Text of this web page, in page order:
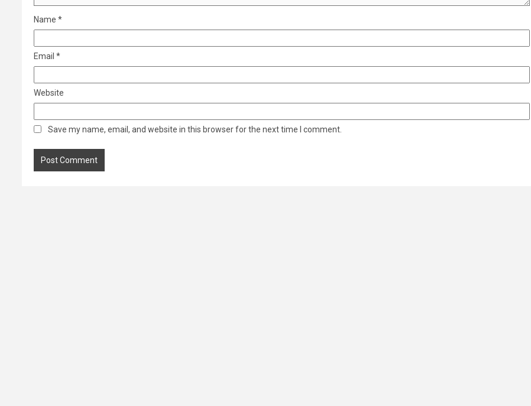
Name *
Email *
Website
Save my name, email, and website in this browser for the next time I comment.